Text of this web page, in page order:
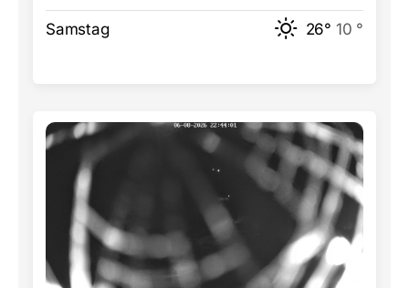
Samstag 26° 10 °